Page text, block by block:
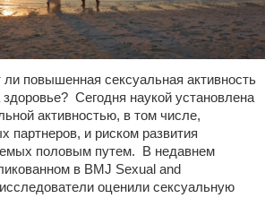
повышенная сексуальная активность
здоровье? Сегодня наукой установлена
активностью, в том числе,
партнеров, и риском развития
половым путем. В недавнем
в BMJ Sexual and
оценили сексуальную